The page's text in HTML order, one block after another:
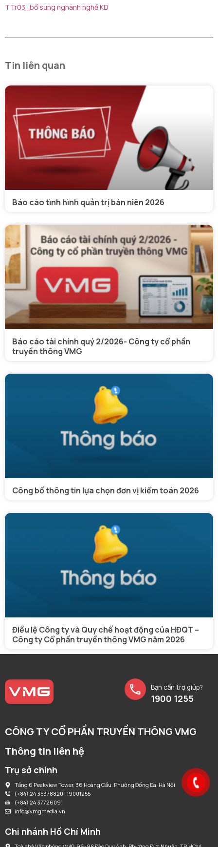
TTr03_bổ sung nghành nghề KD
Tin liên quan
Báo cáo tình hình quản trị bán niên 2026
Báo cáo tài chính quý 2/2026- Công ty cổ phần
truyền thông VMG
Công bố thông tin lựa chọn đơn vị kiểm toán 2026
Điều lệ Công ty và Quy chế hoạt động của HĐQT –
Công ty Cổ phần truyền thông VMG năm 2026
Bạn cần trợ giúp?
1900 1255
CÔNG TY CỔ PHẦN TRUYỀN THÔNG VMG
Thông tin liên hệ
Trụ sở chính
Tầng 6 Peakview Tower, 36 Hoàng Cầu, Phường Đống Đa, Hà Nội
(+84) 24 35378820 | 19001255
(+84) 24 37726091
info@vmgmedia.vn
Chi nhánh Hồ Chí Minh